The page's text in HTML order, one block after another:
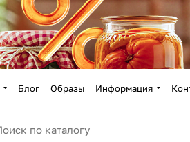
Блог Образы Информация